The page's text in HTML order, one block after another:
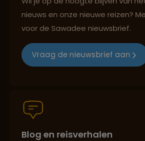
Groepsreizen mét indivuele
Best beoordeelde reisroutes
nieuws en onze nieuwe reizen?
voor de Sawadee nieuwsbrief.
Vraag de nieuwsbrief aan
Blog en reisverhalen